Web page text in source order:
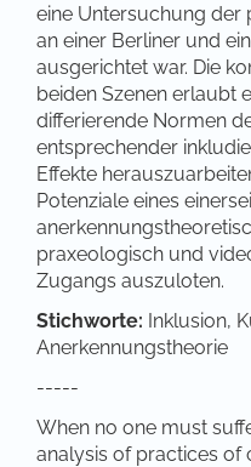
eine Untersuchung der
an einer Berliner und
ausgerichtet war. Die
beiden Szenen erlaubt
differierende Normen
entsprechender
Effekte
Potenziale eines
praxeologisch und
Zugangs auszuloten.
Stichworte: Inklusion,
Anerkennungstheorie
-----
When no one must
analysis of practices of